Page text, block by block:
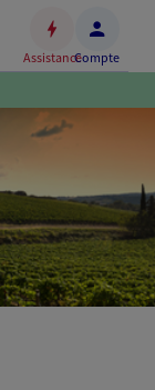
AssistanceCompte